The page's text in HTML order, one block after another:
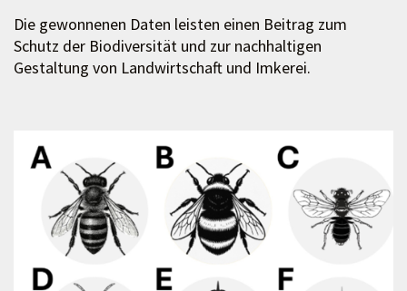
Die gewonnenen Daten leisten einen Beitrag zum
Schutz der Biodiversität und zur nachhaltigen
Gestaltung von Landwirtschaft und Imkerei.